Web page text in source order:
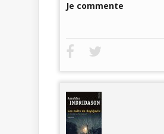
Je commente